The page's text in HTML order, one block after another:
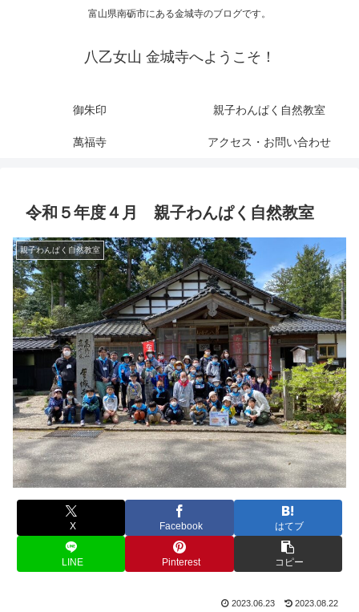
富山県南砺市にある金城寺のブログです。
八乙女山 金城寺へようこそ！
御朱印 親子わんぱく自然教室
萬福寺 アクセス・お問い合わせ
令和５年度４月 親子わんぱく自然教室
親子わんぱく自然教室
X Facebook はてブ
LINE Pinterest コピー
2023.06.23 2023.08.22